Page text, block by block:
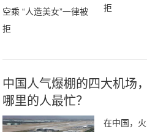
拒
中国人气爆棚的四大机场
哪里的人最忙？
在中国，